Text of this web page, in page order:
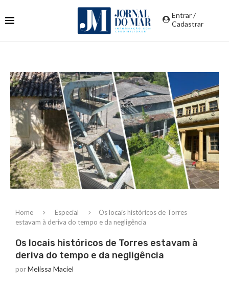
Entrar /
Cadastrar
Home Especial
Os locais históricos de Torres
estavam à deriva do tempo e da negligência
Os locais históricos de Torres estavam à
deriva do tempo e da negligência
porMelissa Maciel